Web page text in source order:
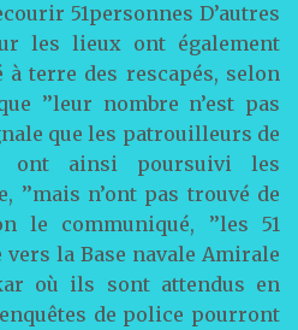
51personnes D’autres
les lieux ont également
terre des rescapés, selon
’’leur nombre n’est pas
que les patrouilleurs de
ont ainsi poursuivi les
’’mais n’ont pas trouvé de
le communiqué, ’’les 51
la Base navale Amirale
où ils sont attendus en
enquêtes de police pourront